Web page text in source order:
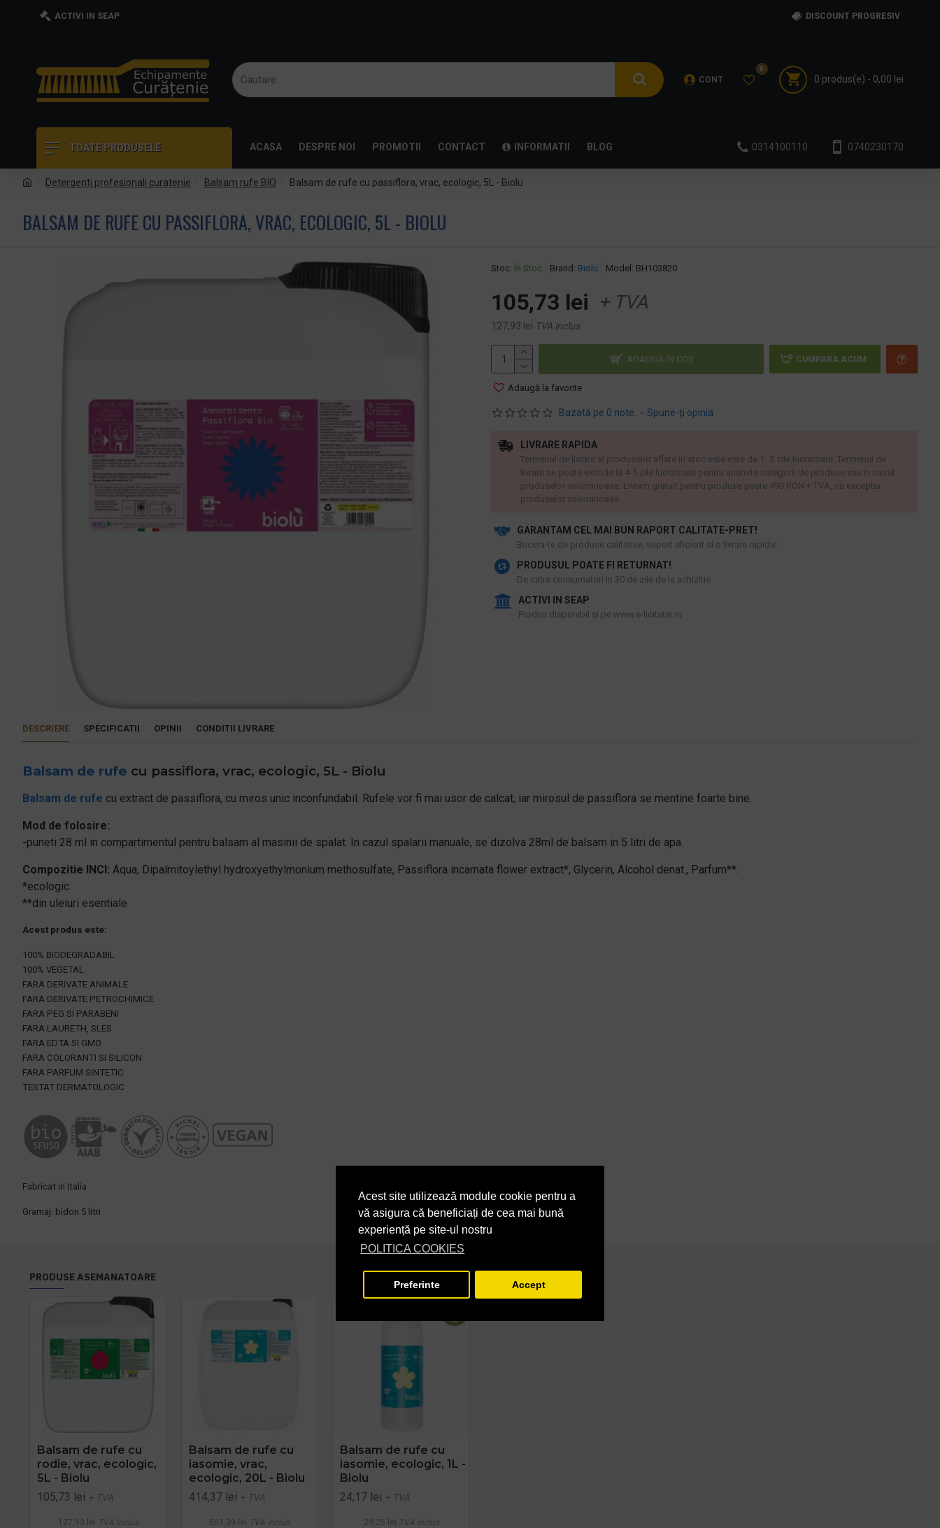
Acest site utilizează module cookie pentru a
vă asigura că beneficiați de cea mai bună
experiență pe site-ul nostru
POLITICA COOKIES
Preferinte Accept
ACTIVI IN SEAP DISCOUNT PROGRESIV
CONT
0
0 produs(e) - 0,00 lei
TOATE PRODUSELE ACASA DESPRE NOI PROMOTII CONTACT INFORMATII BLOG 0314100110 0740230170
Detergenti profesionali curatenie Balsam rufe BIO Balsam de rufe cu passiflora, vrac, ecologic, 5L - Biolu
BALSAM DE RUFE CU PASSIFLORA, VRAC, ECOLOGIC, 5L - BIOLU
Stoc: În Stoc Brand: Biolu Model: BH103820
Bazată pe 0 note. - Spune-ţi opinia
105,73 lei + TVA
127,93 lei TVA inclus
ADAUGĂ ÎN COŞ CUMPARA ACUM
Adaugă la favorite
GARANTAM CEL MAI BUN RAPORT CALITATE-PRET!
​Bucura-te de produse calitative, suport eficient si o livrare rapida!
PRODUSUL POATE FI RETURNAT!
De catre consumatori in 30 de zile de la achizitie
ACTIVI IN SEAP
Produs disponibil si pe www.e-licitatie.ro
LIVRARE RAPIDA
Termenul de livrare al produselor aflate in stoc este este de 1- 3 zile lucratoare. Termenul de
livrare se poate extinde la 4-5 zile lucratoare pentru anumite categorii de produse sau in cazul
produselor voluminoase. Livram gratuit pentru produse peste 490 RON + TVA, cu exceptia
produselor voluminoase.
DESCRIERE SPECIFICATII OPINII CONDITII LIVRARE
Balsam de rufe cu passiflora, vrac, ecologic, 5L - Biolu
Balsam de rufe cu extract de passiflora, cu miros unic inconfundabil. Rufele vor fi mai usor de calcat, iar mirosul de passiflora se mentine foarte bine.
Mod de folosire:
-puneti 28 ml in compartimentul pentru balsam al masinii de spalat. In cazul spalarii manuale, se dizolva 28ml de balsam in 5 litri de apa.
Compozitie INCI: Aqua, Dipalmitoylethyl hydroxyethylmonium methosulfate, Passiflora incarnata flower extract*, Glycerin, Alcohol denat., Parfum**.
*ecologic
**din uleiuri esentiale
Acest produs este:
100% BIODEGRADABIL
100% VEGETAL
FARA DERIVATE ANIMALE
FARA DERIVATE PETROCHIMICE
FARA PEG SI PARABENI
FARA LAURETH, SLES
FARA EDTA SI GMO
FARA COLORANTI SI SILICON
FARA PARFUM SINTETIC
TESTAT DERMATOLOGIC
Fabricat in Italia
Gramaj: bidon 5 litri
PRODUSE ASEMANATOARE
Balsam de rufe cu
rodie, vrac, ecologic,
5L - Biolu
105,73 lei + TVA
127,93 lei TVA inclus
Balsam de rufe cu
iasomie, vrac,
ecologic, 20L - Biolu
414,37 lei + TVA
501,39 lei TVA inclus
Balsam de rufe cu
iasomie, ecologic, 1L -
Biolu
24,17 lei + TVA
29,25 lei TVA inclus